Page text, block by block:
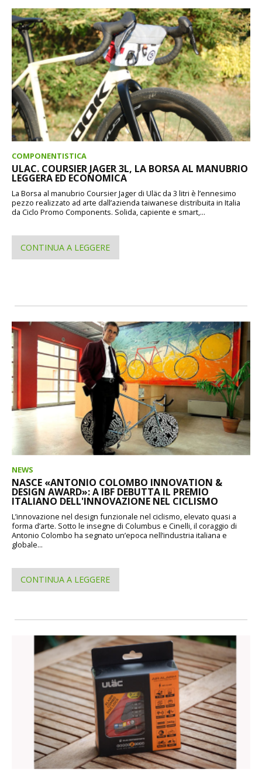
COMPONENTISTICA
ULAC. COURSIER JAGER 3L, LA BORSA AL MANUBRIO
LEGGERA ED ECONOMICA
La Borsa al manubrio Coursier Jager di Uläc da 3 litri è l’ennesimo
pezzo realizzato ad arte dall’azienda taiwanese distribuita in Italia
da Ciclo Promo Components. Solida, capiente e smart,...
CONTINUA A LEGGERE
NEWS
NASCE «ANTONIO COLOMBO INNOVATION &
DESIGN AWARD»: A IBF DEBUTTA IL PREMIO
ITALIANO DELL'INNOVAZIONE NEL CICLISMO
L’innovazione nel design funzionale nel ciclismo, elevato quasi a
forma d’arte. Sotto le insegne di Columbus e Cinelli, il coraggio di
Antonio Colombo ha segnato un’epoca nell’industria italiana e
globale...
CONTINUA A LEGGERE